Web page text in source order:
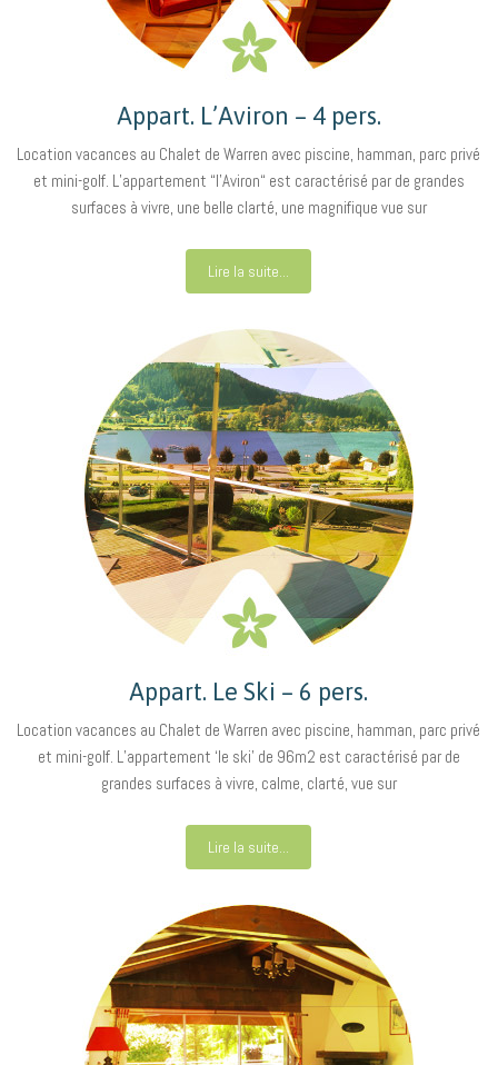
Appart. L’Aviron – 4 pers.
Location vacances au Chalet de Warren avec piscine, hamman, parc privé
et mini-golf. L’appartement “l’Aviron“ est caractérisé par de grandes
surfaces à vivre, une belle clarté, une magnifique vue sur
Lire la suite...
Appart. Le Ski – 6 pers.
Location vacances au Chalet de Warren avec piscine, hamman, parc privé
et mini-golf. L’appartement ‘le ski’ de 96m2 est caractérisé par de
grandes surfaces à vivre, calme, clarté, vue sur
Lire la suite...